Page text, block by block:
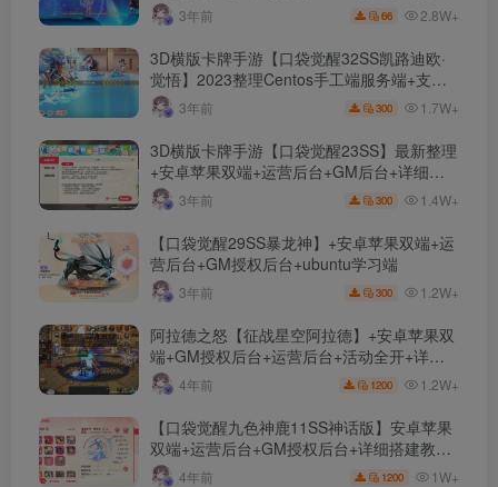
文件3年前 66 2.8W+
3D横版卡牌手游【口袋觉醒32SS凯路迪欧·
觉悟】2023整理Centos手工端服务端+支付
对接+安卓苹果双端+运营后台+GM授权后台
+代理后台
3年前 300 1.7W+
3D横版卡牌手游【口袋觉醒23SS】最新整理
+安卓苹果双端+运营后台+GM后台+详细搭
建教程3年前 300 1.4W+
【口袋觉醒29SS暴龙神】+安卓苹果双端+运
营后台+GM授权后台+ubuntu学习端
3年前 300 1.2W+
阿拉德之怒【征战星空阿拉德】+安卓苹果双
端+GM授权后台+运营后台+活动全开+详细
教程 4年前 1200 1.2W+
【口袋觉醒九色神鹿11SS神话版】安卓苹果
双端+运营后台+GM授权后台+详细搭建教
程。 4年前 1200 1W+